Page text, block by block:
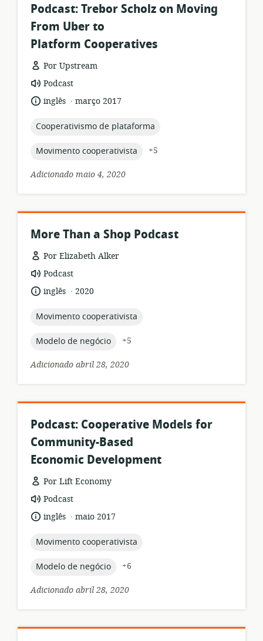
Podcast: Trebor Scholz on Moving
From Uber to
Platform Cooperatives
Por Upstream
formato
de
recurso:
Podcast
idioma:
inglês .
data
publicação:
março 2017
topic:
Cooperativismo de plataforma
topic:
Movimento cooperativista
+5
Adicionado maio 4, 2020
More Than a Shop Podcast
Por Elizabeth Alker
formato
de
recurso:
Podcast
idioma:
inglês .
data
publicação:
2020
topic:
Movimento cooperativista
topic:
Modelo de negócio
+5
Adicionado abril 28, 2020
Podcast: Cooperative Models for
Community-Based
Economic Development
Por Lift Economy
formato
de
recurso:
Podcast
idioma:
inglês .
data
publicação:
maio 2017
topic:
Movimento cooperativista
topic:
Modelo de negócio
+6
Adicionado abril 28, 2020